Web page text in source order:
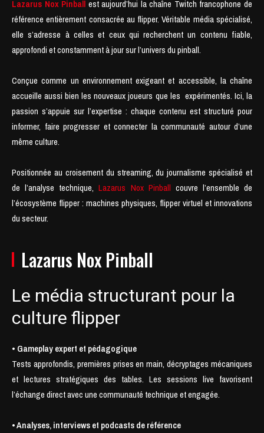
Lazarus Nox Pinball est aujourd’hui la chaîne Twitch francophone de
référence entièrement consacrée au flipper. Véritable média spécialisé,
elle s’adresse à celles et ceux qui recherchent un contenu fiable,
approfondi et constamment à jour sur l’univers du pinball.
Conçue comme un environnement exigeant et accessible, la chaîne
accueille aussi bien les nouveaux joueurs que les expérimentés. Ici, la
passion s’appuie sur l’expertise : chaque contenu est structuré pour
informer, faire progresser et connecter la communauté autour d’une
même culture.
Positionnée au croisement du streaming, du journalisme spécialisé et
de l’analyse technique,Lazarus Nox Pinball couvre l’ensemble de
l’écosystème flipper : machines physiques, flipper virtuel et innovations
du secteur.
Lazarus Nox Pinball
Le média structurant pour la
culture flipper
• Gameplay expert et pédagogique
Tests approfondis, premières prises en main, décryptages mécaniques
et lectures stratégiques des tables. Les sessions live favorisent
l’échange direct avec une communauté technique et engagée.
• Analyses, interviews et podcasts de référence